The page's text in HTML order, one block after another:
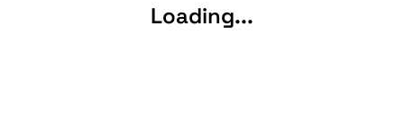
Loading...